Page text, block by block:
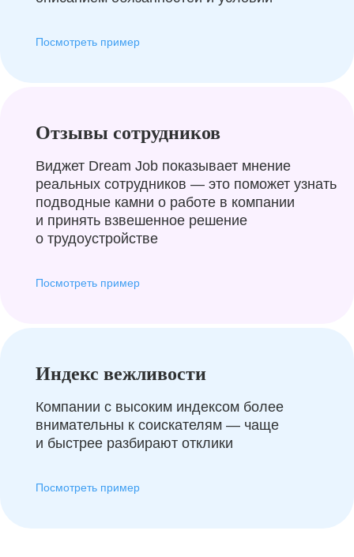
Посмотреть пример
Отзывы сотрудников
Виджет Dream Job показывает мнение
реальных сотрудников — это поможет узнать
подводные камни о работе в компании
и принять взвешенное решение
о трудоустройстве
Посмотреть пример
Индекс вежливости
Компании с высоким индексом более
внимательны к соискателям — чаще
и быстрее разбирают отклики
Посмотреть пример